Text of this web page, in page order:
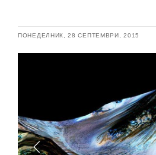
ПОНЕДЕЛНИК, 28 СЕПТЕМВРИ, 2015